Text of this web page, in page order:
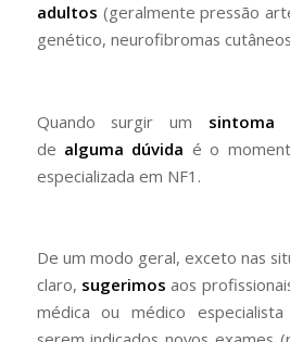
adultos (geralmente pressão
genético, neurofibromas
Quando surgir um sintoma
de alguma dúvida é o
especializada em NF1.
De um modo geral, exceto nas
claro, sugerimosaos
médica ou médico